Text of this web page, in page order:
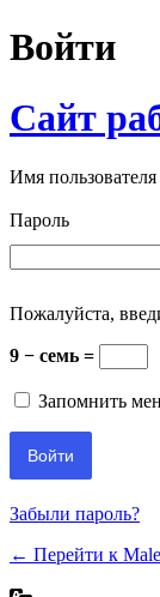
Войти
Сайт
Имя
Пароль
Пожалуйста,
9 − семь =
Запомнить
Забыли пароль?
← Перейти к Male